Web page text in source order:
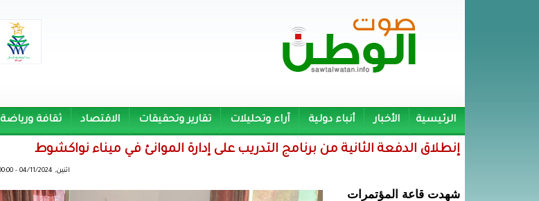
الرئيسية الأخبار أنباء دولية آراء وتحليلات تقارير وتحقيقات الاقتصاد ثقافة ورياضة
إنطلاق الدفعة الثانية من برنامج التدريب على إدارة الموانئ في ميناء نواكشوط
اثنين, 04/11/2024 - 00:00
شهدت قاعة المؤتمرات